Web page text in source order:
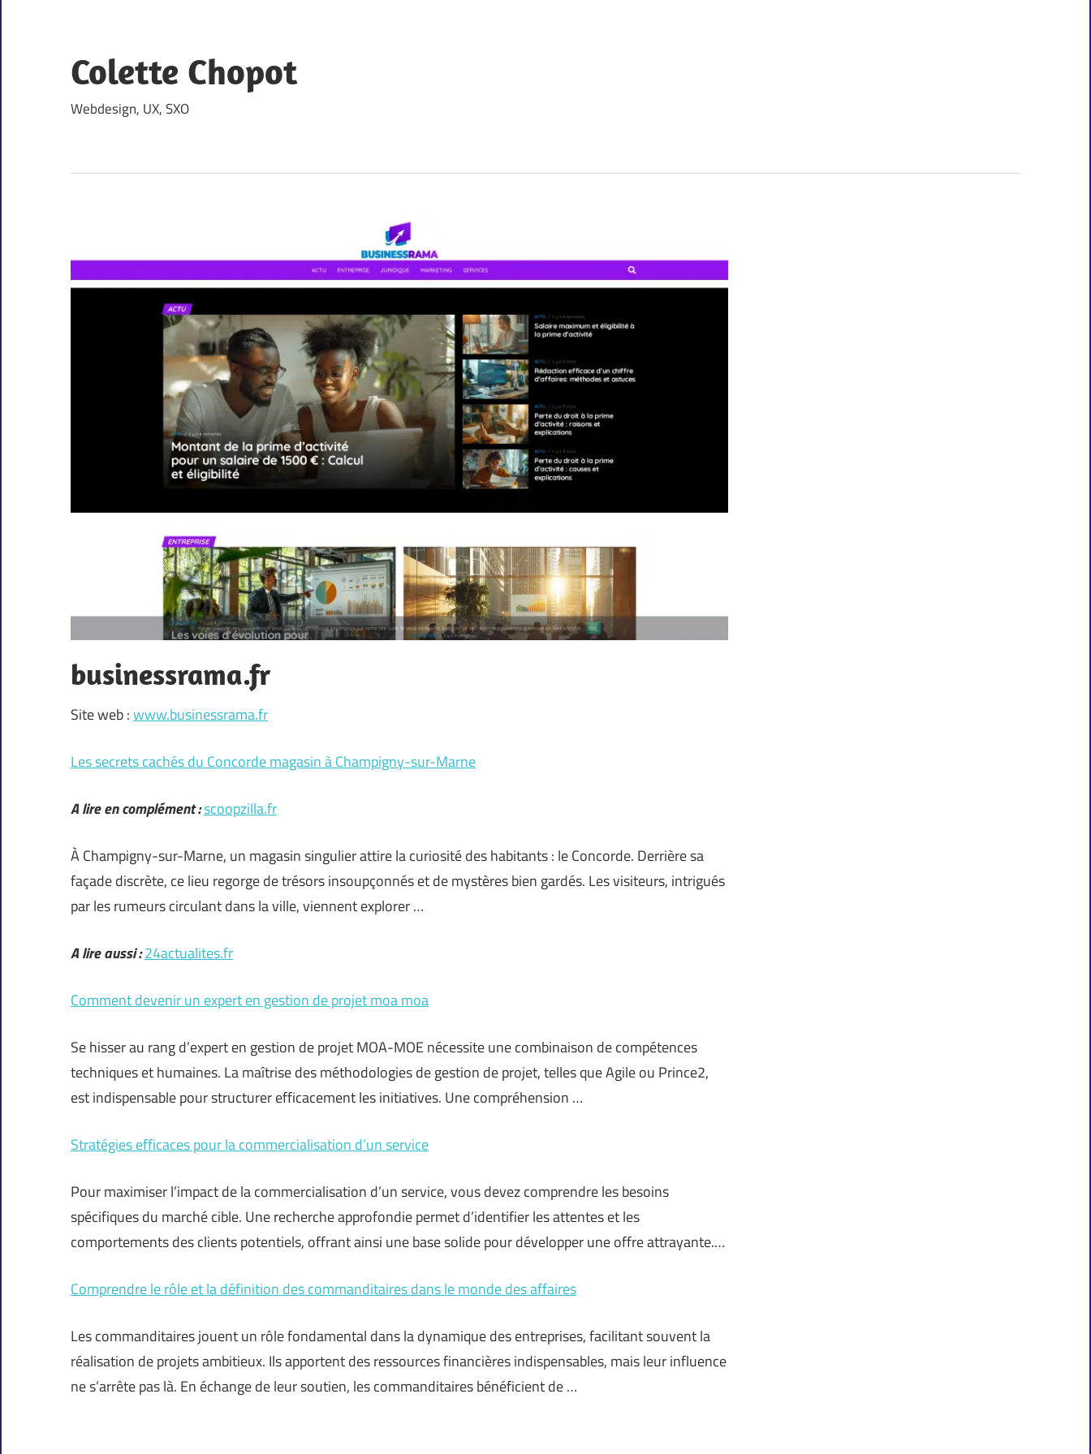
content
Colette Chopot
Webdesign, UX, SXO
businessrama.fr
Site web :www.businessrama.fr
Les secrets cachés du Concorde magasin à Champigny-sur-Marne
A lire en complément :scoopzilla.fr
À Champigny-sur-Marne, un magasin singulier attire la curiosité des habitants : le Concorde. Derrière sa
façade discrète, ce lieu regorge de trésors insoupçonnés et de mystères bien gardés. Les visiteurs, intrigués
par les rumeurs circulant dans la ville, viennent explorer …
A lire aussi :24actualites.fr
Comment devenir un expert en gestion de projet moa moa
Se hisser au rang d’expert en gestion de projet MOA-MOE nécessite une combinaison de compétences
techniques et humaines. La maîtrise des méthodologies de gestion de projet, telles que Agile ou Prince2,
est indispensable pour structurer efficacement les initiatives. Une compréhension …
Stratégies efficaces pour la commercialisation d’un service
Pour maximiser l’impact de la commercialisation d’un service, vous devez comprendre les besoins
spécifiques du marché cible. Une recherche approfondie permet d’identifier les attentes et les
comportements des clients potentiels, offrant ainsi une base solide pour développer une offre attrayante.…
Comprendre le rôle et la définition des commanditaires dans le monde des affaires
Les commanditaires jouent un rôle fondamental dans la dynamique des entreprises, facilitant souvent la
réalisation de projets ambitieux. Ils apportent des ressources financières indispensables, mais leur influence
ne s’arrête pas là. En échange de leur soutien, les commanditaires bénéficient de …